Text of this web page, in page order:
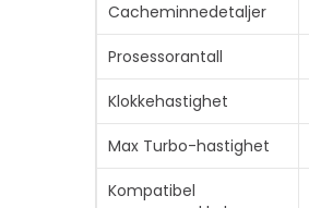
Cacheminnedetaljer
Prosessorantall
Klokkehastighet
Max Turbo-hastighet
Kompatibel